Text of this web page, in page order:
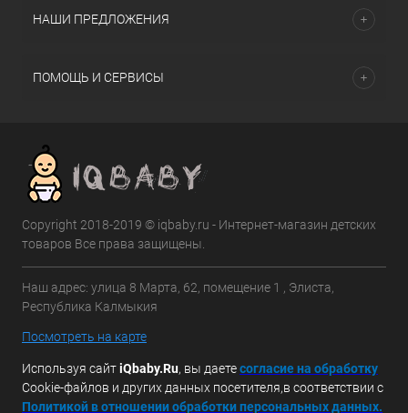
НАШИ ПРЕДЛОЖЕНИЯ
ПОМОЩЬ И СЕРВИСЫ
Copyright 2018-2019 © iqbaby.ru - Интернет-магазин детских
товаров Все права защищены.
Наш адрес: улица 8 Марта, 62, помещение 1 , Элиста,
Республика Калмыкия
Посмотреть на карте
Используя сайтiQbaby.Ru, вы даетесогласие на обработку
Cookie-файлов и других данных посетителя,в соответствии с
Политикой в отношении обработки персональных данных.